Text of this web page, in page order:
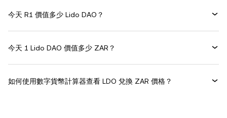
今天 R1 價值多少 Lido DAO？
今天 1 Lido DAO 價值多少 ZAR？
如何使用數字貨幣計算器查看 LDO 兌換 ZAR 價格？